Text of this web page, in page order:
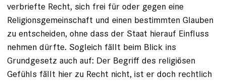
verbriefte Recht, sich frei für oder gegen eine
Religionsgemeinschaft und einen bestimmten Glauben
zu entscheiden, ohne dass der Staat hierauf Einfluss
nehmen dürfte. Sogleich fällt beim Blick ins
Grundgesetz auch auf: Der Begriff des religiösen
Gefühls fällt hier zu Recht nicht, ist er doch rechtlich